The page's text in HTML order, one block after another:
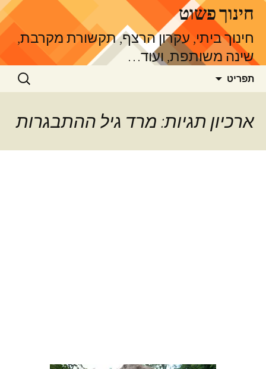
לדלג
לתוכןחינוך פשוט
חינוך ביתי, עקרון הרצף, תקשורת מקרבת,
שינה משותפת, ועוד…
תפריט חיפוש:
ארכיון תגיות: מרד גיל ההתבגרות